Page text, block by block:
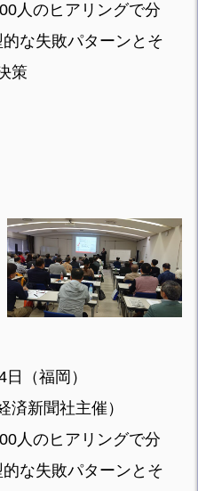
人のヒアリングで分
な失敗パターンとそ
策
（福岡）
済新聞社主催）
人のヒアリングで分
な失敗パターンとそ